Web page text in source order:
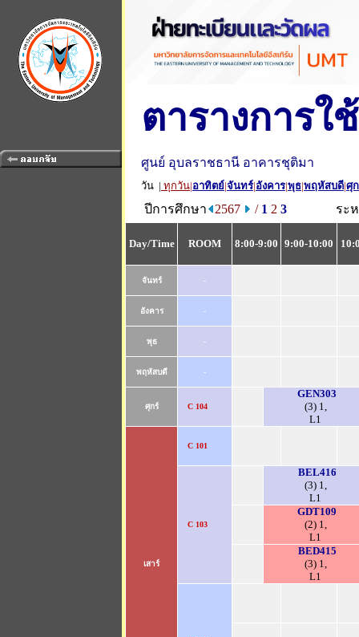
ตารางการใ
ศูนย์ อุบลราชธานี อาคารชุติมา
วัน | ทุกวัน|อาทิตย์|จันทร์|อังคาร|พุธ|พฤหัสบดี|ศุ
ปีการศึกษา 2567 / 1 2 3 ระ
Day/Time ROOM 8:00-9:00 9:00-10:00
จันทร์ -
อังคาร -
พุธ -
พฤหัสบดี -
ศุกร์ C 104
GEN303
(3) 1,
L1
เสาร์
C 101
C 103
BEL416
(3) 1,
L1
GDT109
(2) 1,
L1
BED415
(3) 1,
L1